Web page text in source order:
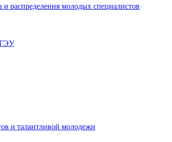
и распределения молодых специалистов
и талантливой молодежи